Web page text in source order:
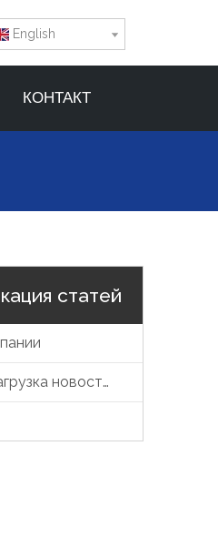
English
КОНТАКТ
статей
Контейнер загрузка новостей